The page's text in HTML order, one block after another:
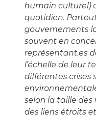
humain culturel)
quotidien.
gouvernements
souvent en
représentant.es
l’échelle de leur
différentes crises
selon la taille des
des liens étroits